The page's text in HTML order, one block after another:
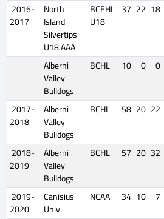
2016-
2017
North
Island
Silvertips
U18 AAA
BCEHL
U18
37 22 18
Alberni
Valley
Bulldogs
BCHL 10 0 0
2017-
2018
Alberni
Valley
Bulldogs
BCHL 58 20 22
2018-
2019
Alberni
Valley
Bulldogs
BCHL 57 20 32
2019-
2020
Canisius
Univ.
NCAA 34 10 7